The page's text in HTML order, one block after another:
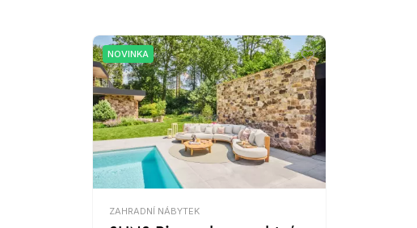
NOVINKA
ZAHRADNÍ NÁBYTEK